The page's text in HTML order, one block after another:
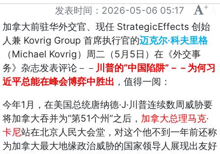
发表时间： 2026-05-06 05:17 +
加拿大前驻华外交官、现任StrategicEffects 创始
人兼Kovrig Group 首席执行官的迈克尔·科夫里格
（Michael Kovrig）周二（5 月 5 日）在《外交事
务》杂志发表评论－－ 川普的“中国陷阱” －－为何习
近平总能在峰会博弈中胜出 ，值得一阅：
今年1 月，在美国总统唐纳德·J·川普连续数周威胁要
将加拿大吞并为“第51个州”之后， 加拿大总理马克·
卡尼站在北京人民大会堂，对这个他不到一年前还称
为加拿大最大地缘政治威胁的国家领导人展现出友好